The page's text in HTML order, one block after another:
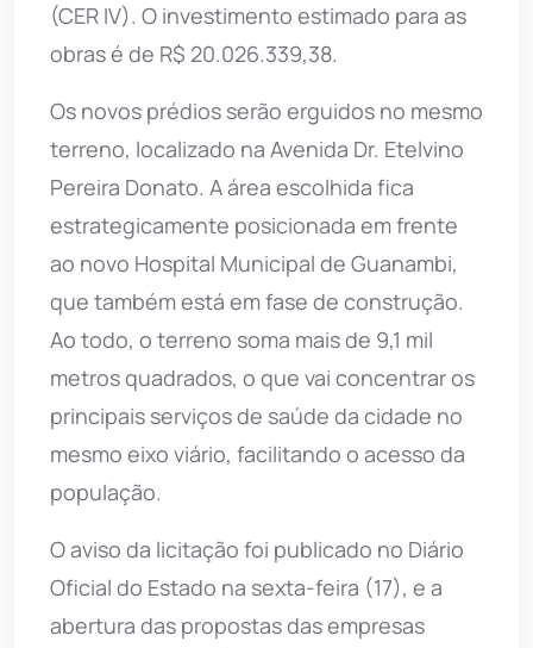
(CER IV). O investimento estimado para as
obras é de R$ 20.026.339,38.
Os novos prédios serão erguidos no mesmo
terreno, localizado na Avenida Dr. Etelvino
Pereira Donato. A área escolhida fica
estrategicamente posicionada em frente
ao novo Hospital Municipal de Guanambi,
que também está em fase de construção.
Ao todo, o terreno soma mais de 9,1 mil
metros quadrados, o que vai concentrar os
principais serviços de saúde da cidade no
mesmo eixo viário, facilitando o acesso da
população.
O aviso da licitação foi publicado no Diário
Oficial do Estado na sexta-feira (17), e a
abertura das propostas das empresas